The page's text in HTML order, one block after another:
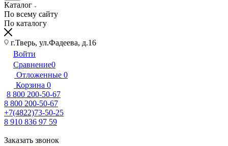
Каталог
По всему сайту
По каталогу
г.Тверь, ул.Фадеева, д.16
Войти
Сравнение0
Отложенные 0
Корзина 0
8 800 200-50-67
8 800 200-50-67
+7(4822)73-50-25
8 910 836 97 59
Заказать звонок